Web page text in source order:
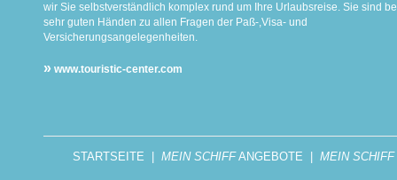
wir Sie selbstverständlich komplex rund um Ihre Urlaubsreise. Sie sind
sehr guten Händen zu allen Fragen der Paß-,Visa- und
Versicherungsangelegenheiten.
» www.touristic-center.com
STARTSEITE MEIN SCHIFFANGEBOTE MEIN SCHIFF